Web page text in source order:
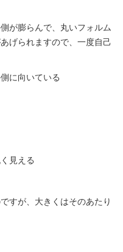
が膨らんで、丸いフォルム
げられますので、一度自己
に向いている
見える
すが、大きくはそのあたり